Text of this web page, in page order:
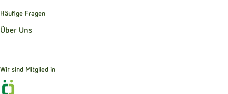
Häufige Fragen
Über Uns
Wir sind Mitglied in